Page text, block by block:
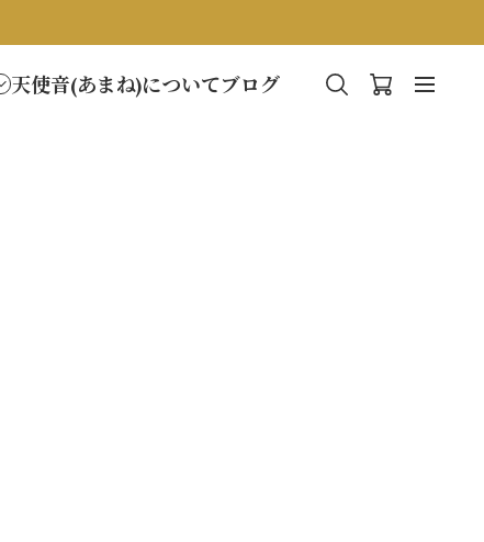
天使音(あまね)についてブログ